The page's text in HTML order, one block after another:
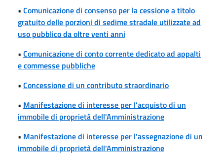
• Comunicazione di consenso per la cessione a titolo
gratuito delle porzioni di sedime stradale utilizzate ad
uso pubblico da oltre venti anni
• Comunicazione di conto corrente dedicato ad appalti
e commesse pubbliche
• Concessione di un contributo straordinario
• Manifestazione di interesse per l'acquisto di un
immobile di proprietà dell'Amministrazione
• Manifestazione di interesse per l'assegnazione di un
immobile di proprietà dell'Amministrazione